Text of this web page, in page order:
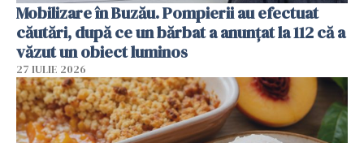
Mobilizare în Buzău. Pompierii au efectuat
căutări, după ce un bărbat a anunțat la 112 că a
văzut un obiect luminos
27 IULIE 2026